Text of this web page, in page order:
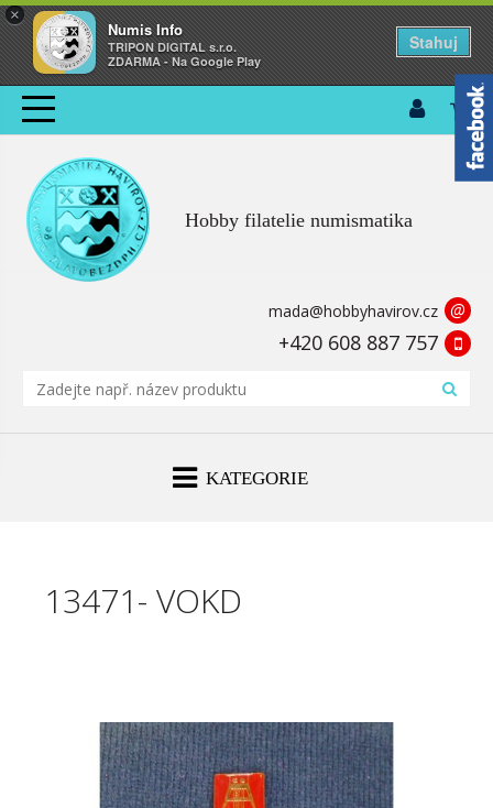
×
Numis Info
TRIPON DIGITAL s.r.o.
ZDARMA - Na Google Play
Stahuj
Hobby filatelie numismatika
mada@hobbyhavirov.cz @
+420 608 887 757
KATEGORIE
13471- VOKD